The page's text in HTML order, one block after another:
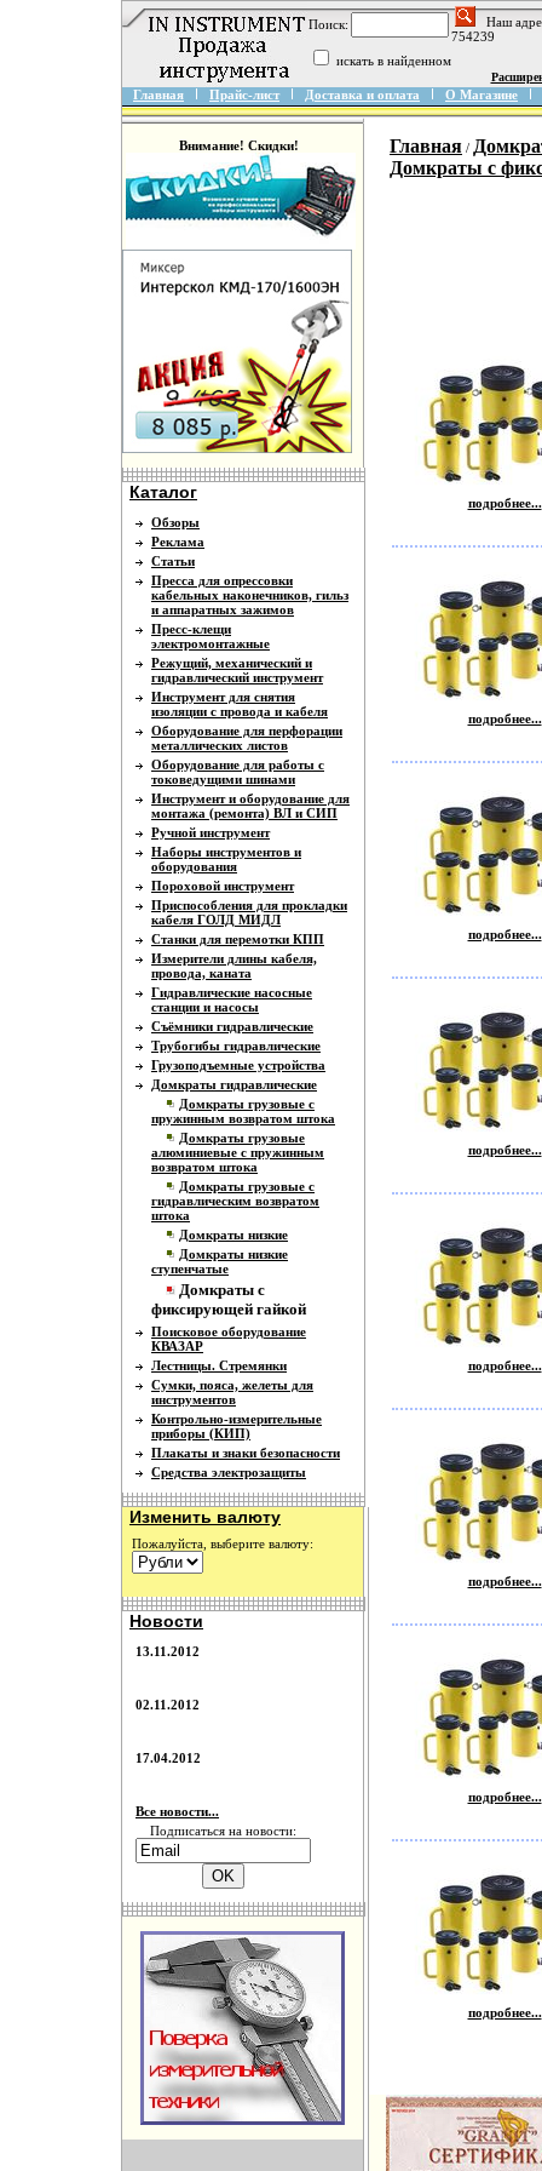
Поиск:
Наш
754239
искать в найденном
Главная Прайс-лист Доставка и оплата О Магазине
Внимание! Скидки!
Каталог
Обзоры
Реклама
Статьи
Пресса для опрессовки
кабельных наконечников, гильз
и аппаратных зажимов
Пресс-клещи
электромонтажные
Режущий, механический и
гидравлический инструмент
Инструмент для снятия
изоляции с провода и кабеля
Оборудование для перфорации
металлических листов
Оборудование для работы с
токоведущими шинами
Инструмент и оборудование для
монтажа (ремонта) ВЛ и СИП
Ручной инструмент
Наборы инструментов и
оборудования
Пороховой инструмент
Приспособления для прокладки
кабеля ГОЛД МИДЛ
Станки для перемотки КПП
Измерители длины кабеля,
провода, каната
Гидравлические насосные
станции и насосы
Съёмники гидравлические
Трубогибы гидравлические
Грузоподъемные устройства
Домкраты гидравлические
Домкраты грузовые с
пружинным возвратом штока
Домкраты грузовые
алюминиевые с пружинным
возвратом штока
Домкраты грузовые с
гидравлическим возвратом
штока
Домкраты низкие
Домкраты низкие
ступенчатые
Домкраты с
фиксирующей гайкой
Поисковое оборудование
КВАЗАР
Лестницы. Стремянки
Сумки, пояса, желеты для
инструментов
Контрольно-измерительные
приборы (КИП)
Плакаты и знаки безопасности
Средства электрозащиты
Изменить валюту
Пожалуйста, выберите валюту:
Новости
13.11.2012
02.11.2012
17.04.2012
Все новости...
Подписаться на новости:
Главная /
Домкраты с
подробнее...
подробнее...
подробнее...
подробнее...
подробнее...
подробнее...
подробнее...
подробнее...